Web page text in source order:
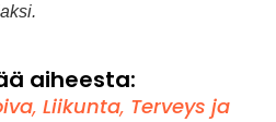
aiheesta:
,Liikunta, Terveys ja